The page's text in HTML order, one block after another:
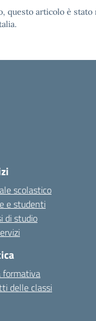
questo articolo è
scolastico
e studenti
di studio
formativa
delle classi